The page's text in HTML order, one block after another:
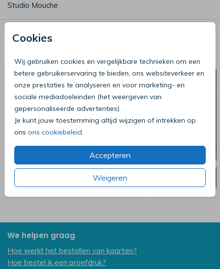
Cookies
Wij gebruiken cookies en vergelijkbare technieken om een
betere gebruikerservaring te bieden, ons websiteverkeer en
onze prestaties te analyseren en voor marketing- en
sociale mediadoeleinden (het weergeven van
gepersonaliseerde advertenties).
Je kunt jouw toestemming altijd wijzigen of intrekken op
ons ons cookiebeleid
Accepteren
Weigeren
Studio Mouche
Deze producten zijn wellicht ook iets
We helpen graag
Hoe werkt het bestellen van kaarten?
Hoe bestel ik een proefdruk?